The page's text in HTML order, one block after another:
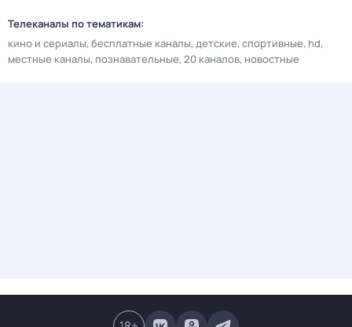
Телеканалы по тематикам:
кино и сериалы бесплатные каналы детские спортивные hd
местные каналы познавательные 20 каналов новостные